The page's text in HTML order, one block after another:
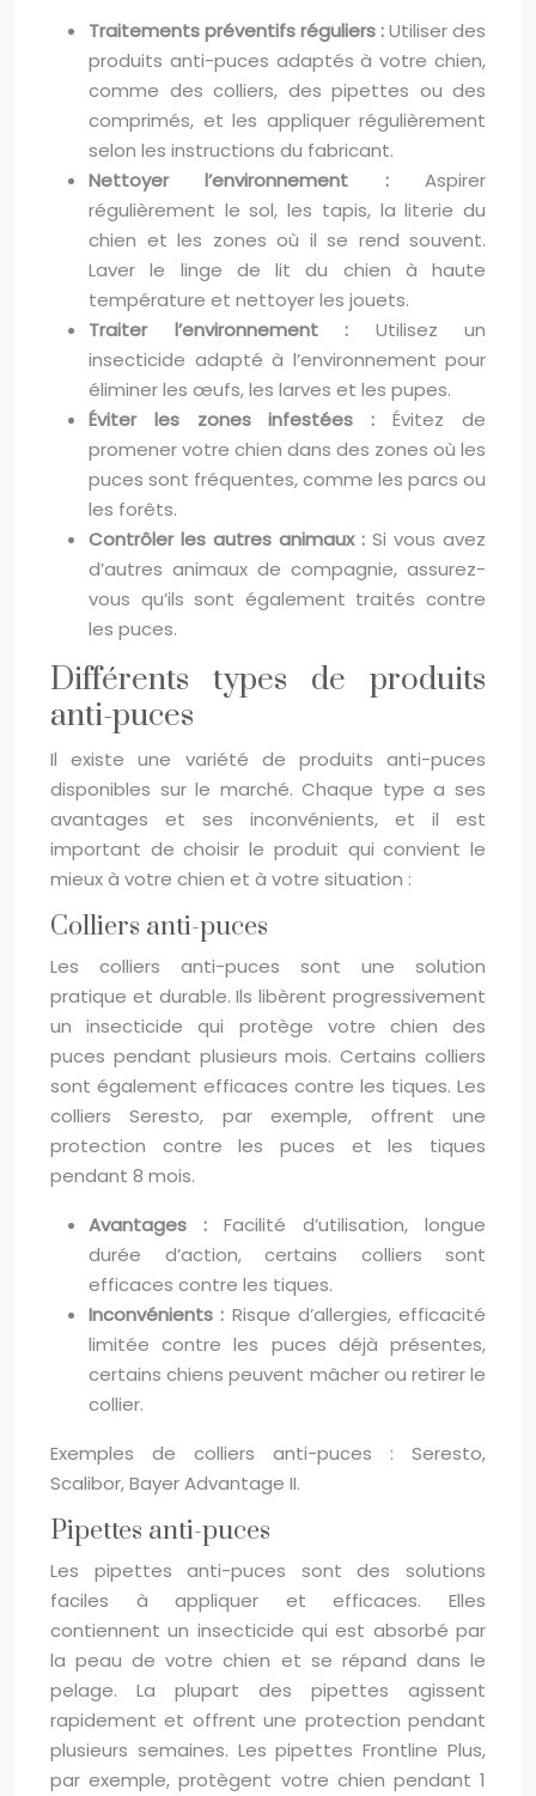
Traitements préventifs réguliers :Utiliser des
produits anti-puces adaptés à votre chien,
comme des colliers, des pipettes ou des
comprimés, et les appliquer régulièrement
selon les instructions du fabricant.
Nettoyer l’environnement : Aspirer
régulièrement le sol, les tapis, la literie du
chien et les zones où il se rend souvent.
Laver le linge de lit du chien à haute
température et nettoyer les jouets.
Traiter l’environnement : Utilisez un
insecticide adapté à l’environnement pour
éliminer les œufs, les larves et les pupes.
Éviter les zones infestées :Évitez de
promener votre chien dans des zones où les
puces sont fréquentes, comme les parcs ou
les forêts.
Contrôler les autres animaux : Si vous avez
d’autres animaux de compagnie, assurez-
vous qu’ils sont également traités contre
les puces.
Différents types de produits
anti-puces
Il existe une variété de produits anti-puces
disponibles sur le marché. Chaque type a ses
avantages et ses inconvénients, et il est
important de choisir le produit qui convient le
mieux à votre chien et à votre situation :
Colliers anti-puces
Les colliers anti-puces sont une solution
pratique et durable. Ils libèrent progressivement
un insecticide qui protège votre chien des
puces pendant plusieurs mois. Certains colliers
sont également efficaces contre les tiques. Les
colliers Seresto, par exemple, offrent une
protection contre les puces et les tiques
pendant 8 mois.
Avantages : Facilité d’utilisation, longue
durée d’action, certains colliers sont
efficaces contre les tiques.
Inconvénients : Risque d’allergies, efficacité
limitée contre les puces déjà présentes,
certains chiens peuvent mâcher ou retirer le
collier.
Exemples de colliers anti-puces : Seresto,
Scalibor, Bayer Advantage II.
Pipettes anti-puces
Les pipettes anti-puces sont des solutions
faciles à appliquer et efficaces. Elles
contiennent un insecticide qui est absorbé par
la peau de votre chien et se répand dans le
pelage. La plupart des pipettes agissent
rapidement et offrent une protection pendant
plusieurs semaines. Les pipettes Frontline Plus,
par exemple, protègent votre chien pendant 1